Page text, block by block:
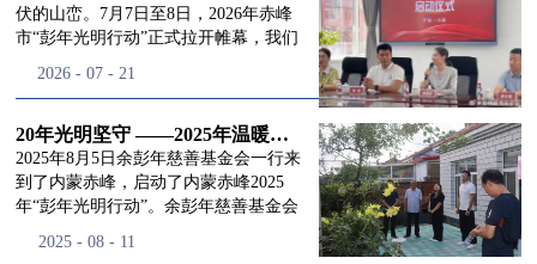
合党支部书记曾层同志。本次会议由理
事长徐滨主持，会议出席人数超过理事
换届会议严格按照基金会章程规定流程
同回顾了基金会过往任期内在助学兴
教、医疗救助、公益事业普惠等多个领
域深耕耕耘的公益历程，充分肯定了第
三届理事会全体成员多年来接续付出的
民、济世利人"的慈善理念所做出的突
伏的山峦。7月7日至8日，2026年赤峰
市“彭年光明行动”正式拉开帷幕，我们
土地，赴一场延续了二十一年的光明之
残联唐婷婷理事长到场参与本次启动活
动，由衷肯定了基金会坚持二十一年深
耕光明帮扶的坚守，也向长久奔走推进
项目的我们表达了谢意。二十一年时光
市与县域，一趟趟奔赴偏远地区，只为
2026 - 07 - 21
20年光明坚守 ——2025年温暖启程“彭年光明行动”内蒙赤峰
2025年8月5日余彭年慈善基金会一行来
到了内蒙赤峰，启动了内蒙赤峰2025
年“彭年光明行动”。余彭年慈善基金会
欣以及余彭年慈善基金会志愿者姜颖妍
2025 - 08 - 11
道>>